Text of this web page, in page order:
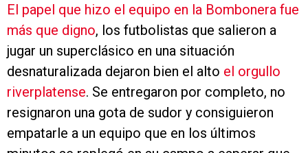
El papel que hizo el equipo en la Bombonera fue
más que digno, los futbolistas que salieron a
jugar un superclásico en una situación
desnaturalizada dejaron bien el alto el orgullo
riverplatense. Se entregaron por completo, no
resignaron una gota de sudor y consiguieron
empatarle a un equipo que en los últimos